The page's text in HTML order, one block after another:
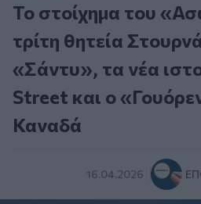
Το στοίχημα του
τρίτη θητεία
«Σάντυ», τα νέα
Street και ο
Καναδά
16.04.2026